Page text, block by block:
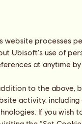
website processes
Ubisoft's use of
at anytime
to the above,
activity, including
If you wish